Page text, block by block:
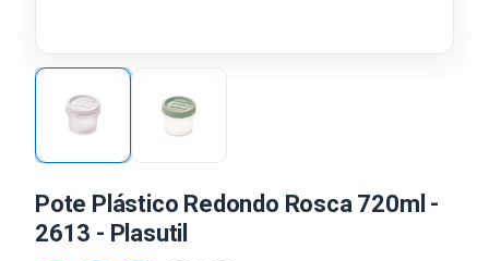
Pote Plástico Redondo Rosca 720ml -
2613 - Plasutil